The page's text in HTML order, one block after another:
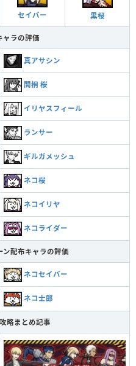
セイバー 黒桜
ャラの評価
真アサシン
間桐 桜
イリヤスフィール
ランサー
ギルガメッシュ
ネコ桜
ネコイリヤ
ネコライダー
ン配布キャラの評価
ネコセイバー
ネコ士郎
略まとめ記事